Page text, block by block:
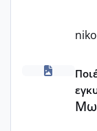
Μωράκια